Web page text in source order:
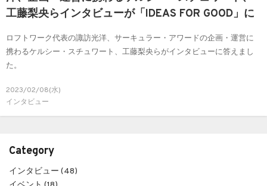
工藤梨央らインタビューが「IDEAS FOR GOOD」に
ロフトワーク代表の諏訪光洋、サーキュラー・アワードの企画・運営に
携わるケルシー・スチュワート、工藤梨央らがインタビューに答えまし
た。
2023/02/08(水)
インタビュー
Category
インタビュー (48)